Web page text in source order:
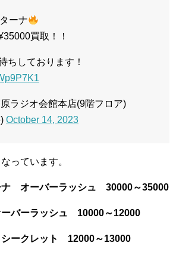
ーナ
買取！！
ちしております！
ラジオ会館本店(9階フロア)
October 14, 2023
っています。
ナ オーバーラッシュ 30000～35000
バーラッシュ 10000～12000
ークレット 12000～13000